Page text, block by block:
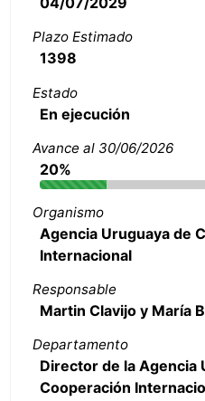
Plazo Estimado
1398
Estado
En ejecución
Avance al 30/06/2026
20%
Organismo
Agencia Uruguaya de
Internacional
Responsable
Martin Clavijo y María
Departamento
Director de la Agencia
Cooperación